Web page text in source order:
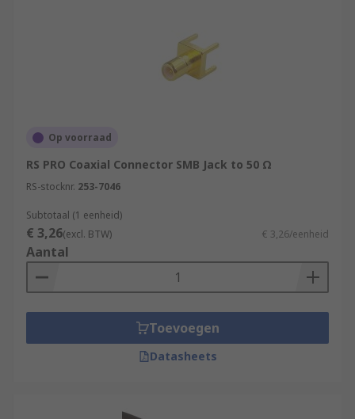
Op voorraad
RS PRO Coaxial Connector SMB Jack to 50 Ω
RS-stocknr. 253-7046
Subtotaal (1 eenheid)
€ 3,26(excl. BTW) € 3,26/eenheid
Aantal
Toevoegen
Datasheets